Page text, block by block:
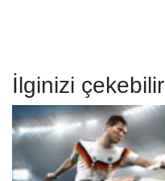
İlginizi çekebilir